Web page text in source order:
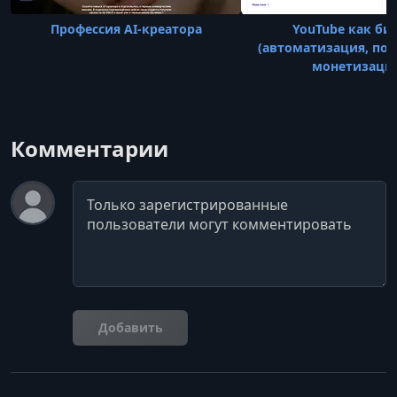
Профессия AI-креатора
YouTube как
(автоматизация,
Комментарии
Комментарий
Добавить